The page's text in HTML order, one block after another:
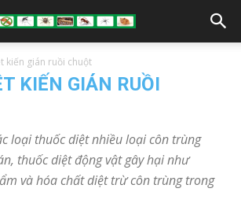
kiến gián ruồi chuột
KIẾN GIÁN RUỒI
loại thuốc diệt nhiều loại côn trùng
thuốc diệt động vật gây hại như
và hóa chất diệt trừ côn trùng trong